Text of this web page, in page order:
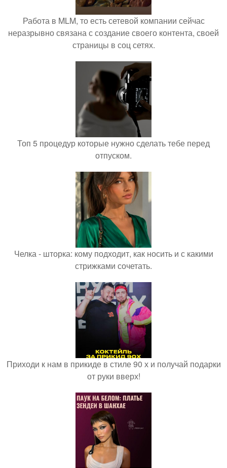
Работа в MLM, то есть сетевой компании сейчас
неразрывно связана с создание своего контента, своей
страницы в соц сетях.
Топ 5 процедур которые нужно сделать тебе перед
отпуском.
Челка - шторка: кому подходит, как носить и с какими
стрижками сочетать.
Приходи к нам в прикиде в стиле 90 х и получай подарки
от руки вверх!